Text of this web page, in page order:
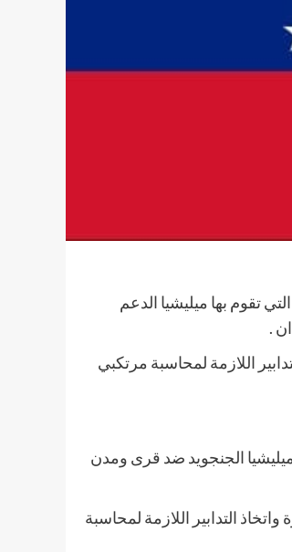
تقوم بها ميليشيا الدعم
.
اللازمة لمحاسبة مرتكبي
الجنجويد ضد قرى ومدن
التدابير اللازمة لمحاسبة